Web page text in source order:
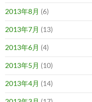
2013年8月 (6)
2013年7月 (13)
2013年6月 (4)
2013年5月 (10)
2013年4月 (14)